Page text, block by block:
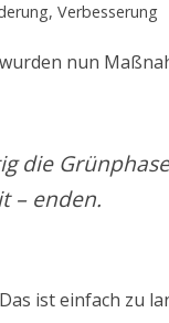
, Verbesserung
nun
die
– enden.
ist einfach zu